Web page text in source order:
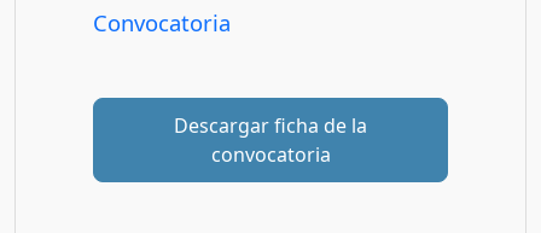
Convocatoria
Descargar ficha de la
convocatoria